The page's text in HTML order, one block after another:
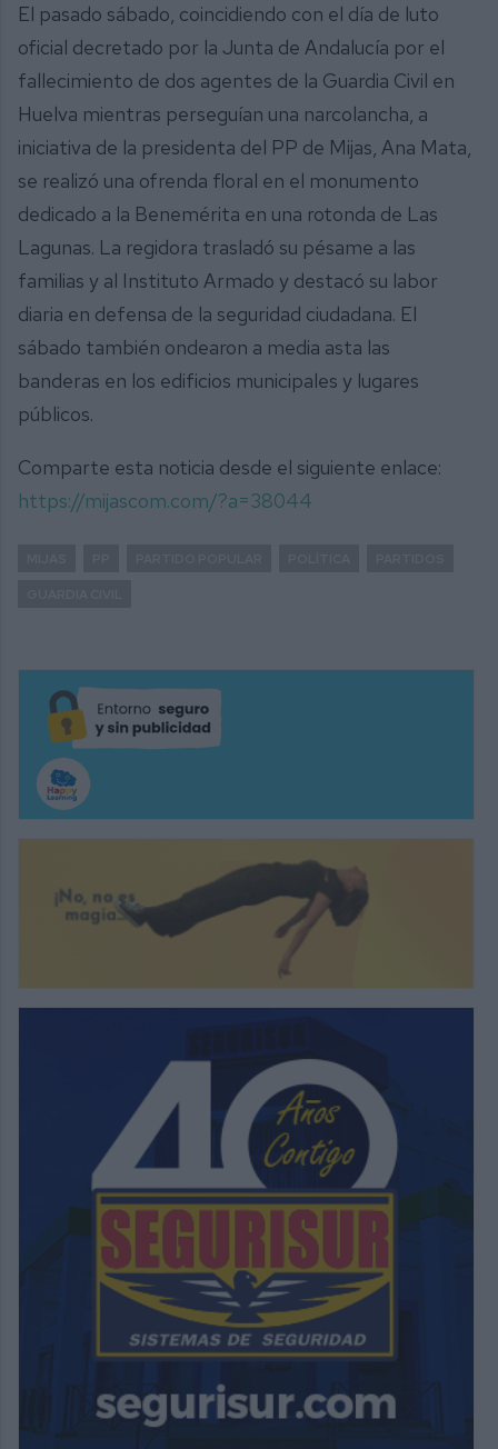
El pasado sábado, coincidiendo con el día de luto
oficial decretado por la Junta de Andalucía por el
fallecimiento de dos agentes de la Guardia Civil en
Huelva mientras perseguían una narcolancha, a
iniciativa de la presidenta del PP de Mijas, Ana Mata,
se realizó una ofrenda floral en el monumento
dedicado a la Benemérita en una rotonda de Las
Lagunas. La regidora trasladó su pésame a las
familias y al Instituto Armado y destacó su labor
diaria en defensa de la seguridad ciudadana. El
sábado también ondearon a media asta las
banderas en los edificios municipales y lugares
públicos.
Comparte esta noticia desde el siguiente enlace:
https://mijascom.com/?a=38044